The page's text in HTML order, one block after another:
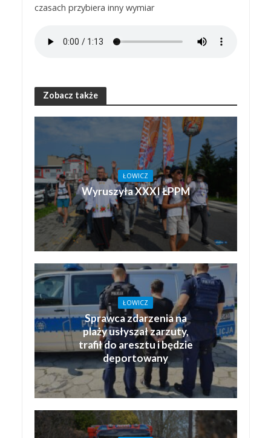
czasach przybiera inny wymiar
Zobacz także
ŁOWICZ
Wyruszyła XXXI ŁPPM
ŁOWICZ
Sprawca zdarzenia na
plaży usłyszał zarzuty,
trafił do aresztu i będzie
deportowany